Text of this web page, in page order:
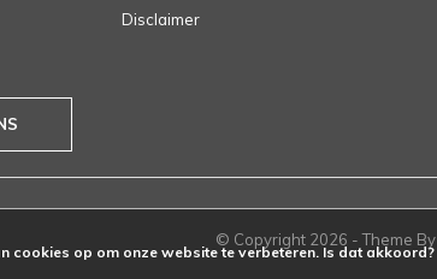
Disclaimer
© Copyright 2026 - Theme By
cookies op om onze website te verbeteren. Is dat akkoord?